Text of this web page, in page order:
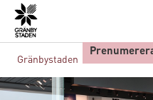
Hem
Gränbystaden